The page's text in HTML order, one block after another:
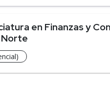
en Finanzas y
Norte